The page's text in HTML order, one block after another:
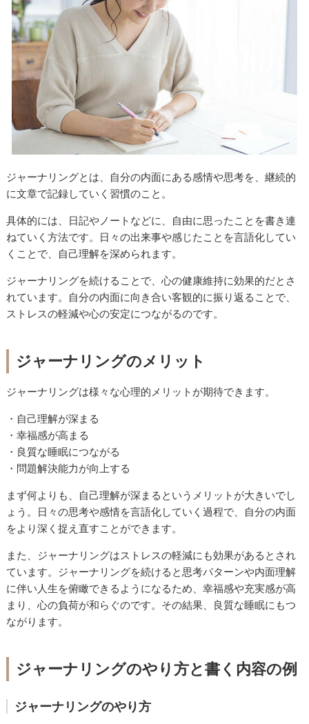
ジャーナリングとは、自分の内面にある感情や思考を、継続的
に文章で記録していく習慣のこと。
具体的には、日記やノートなどに、自由に思ったことを書き連
ねていく方法です。日々の出来事や感じたことを言語化してい
くことで、自己理解を深められます。
ジャーナリングを続けることで、心の健康維持に効果的だとさ
れています。自分の内面に向き合い客観的に振り返ることで、
ストレスの軽減や心の安定につながるのです。
ジャーナリングのメリット
ジャーナリングは様々な心理的メリットが期待できます。
・自己理解が深まる
・幸福感が高まる
・良質な睡眠につながる
・問題解決能力が向上する
まず何よりも、自己理解が深まるというメリットが大きいでし
ょう。日々の思考や感情を言語化していく過程で、自分の内面
をより深く捉え直すことができます。
また、ジャーナリングはストレスの軽減にも効果があるとされ
ています。ジャーナリングを続けると思考パターンや内面理解
に伴い人生を俯瞰できるようになるため、幸福感や充実感が高
まり、心の負荷が和らぐのです。その結果、良質な睡眠にもつ
ながります。
ジャーナリングのやり方と書く内容の例
ジャーナリングのやり方